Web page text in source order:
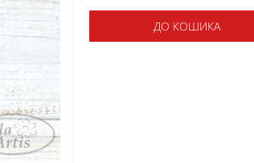
ДО КОШИКА